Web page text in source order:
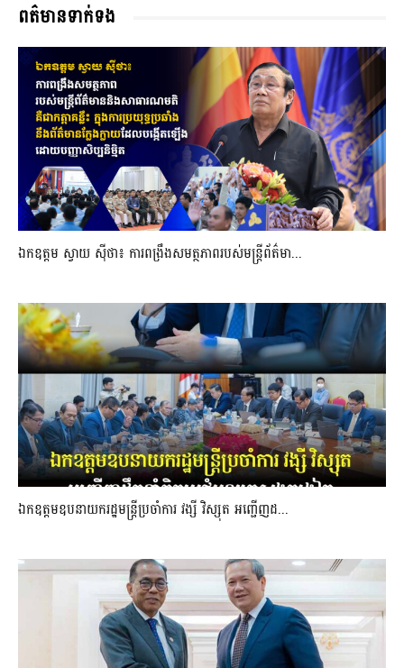
ពត៌មានទាក់ទង
ឯកឧត្តម ស្វាយ ស៊ីថា៖ ការពង្រឹងសមត្ថភាពរបស់មន្ត្រីព័ត៌មា...
ឯកឧត្តមឧបនាយករដ្ឋមន្រ្តីប្រចាំការ វង្សី វិស្សុត អញ្ជើញដ...